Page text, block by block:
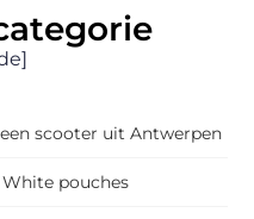
scooter uit Antwerpen
pouches